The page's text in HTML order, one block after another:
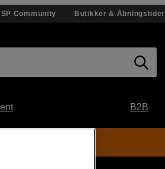
SP Community Butikker & Åbningstider
B2B